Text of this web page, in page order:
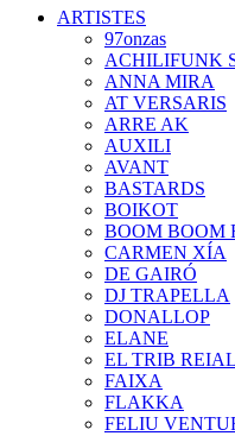
ARTISTES
97onzas
ACHILIFUNK
ANNA MIRA
AT VERSARIS
ARRE AK
AUXILI
AVANT
BASTARDS
BOIKOT
BOOM BOOM
CARMEN XÍA
DE GAIRÓ
DJ TRAPELLA
DONALLOP
ELANE
EL TRIB REIAL
FAIXA
FLAKKA
FELIU